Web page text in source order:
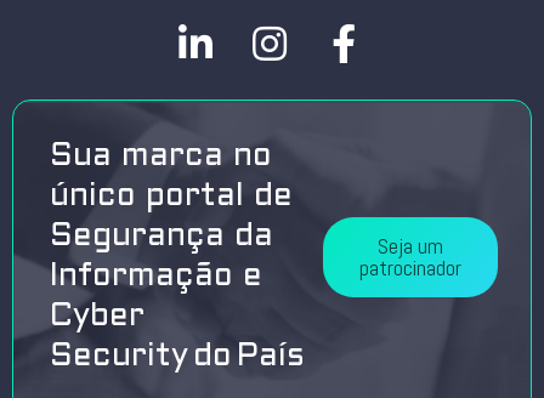
Sua marca no
único portal de
Segurança da
Informação e
Cyber
Security do País
Seja um
patrocinador